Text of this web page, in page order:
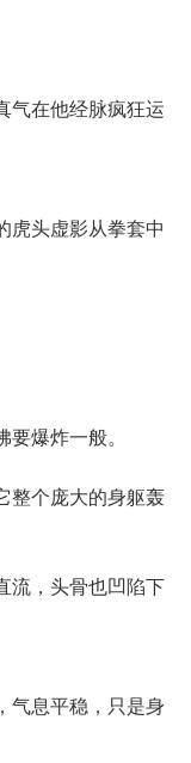
在他经脉疯狂运
头虚影从拳套中
爆炸一般。
个庞大的身躯轰
，头骨也凹陷下
息平稳，只是身